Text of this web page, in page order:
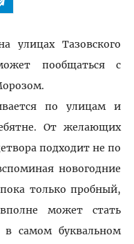
улицах Тазовского
пообщаться с
по улицам и
От желающих
подходит не по
новогодние
только пробный,
может стать
в самом буквальном